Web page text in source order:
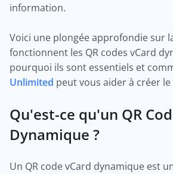
information.
Voici une plongée approfondie sur
fonctionnent les QR codes vCard
pourquoi ils sont essentiels et
Unlimited peut vous aider à créer
Qu'est-ce qu'un QR
Dynamique ?
Un QR code vCard dynamique est